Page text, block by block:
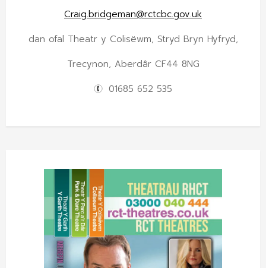
Craig.bridgeman@rctcbc.gov.uk
dan ofal Theatr y Colisëwm, Stryd Bryn Hyfryd,
Trecynon, Aberdâr CF44 8NG
01685 652 535